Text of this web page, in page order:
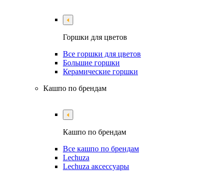
Горшки для цветов
Все горшки для цветов
Большие горшки
Керамические горшки
Кашпо по брендам
Кашпо по брендам
Все кашпо по брендам
Lechuza
Lechuza аксессуары